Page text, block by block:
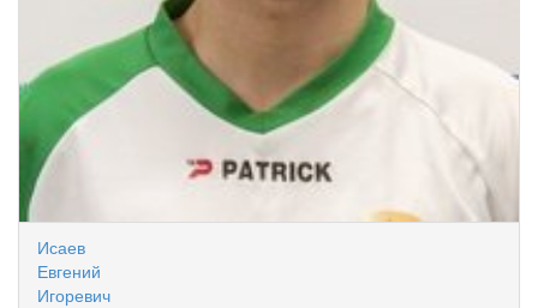
Исаев
Евгений
Игоревич